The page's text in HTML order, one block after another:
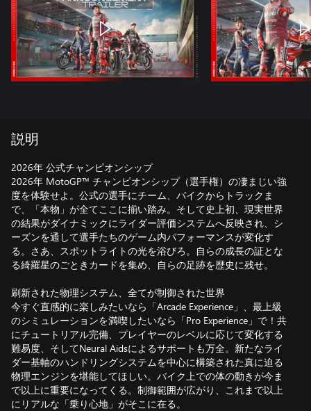
説明
2026年 公式チャンピオンシップ
2026年 MotoGP™ チャンピオンシップ（選手権）の凄まじい強
度を体験せよ。公式の選手にチーム、バイクからトラックま
で、「本物」が全てここに揃い踏み。そして史上初、現実世界
の結果がダイナミックにライダー評価システムへ反映され、シ
ーズンを通して選手たちのゲーム内パフォーマンスが変化す
る。さあ、スポットライトの光を浴びろ。自らの成長の証とな
る綺羅星のごときカードを集め、自らの足跡を歴史に残せ。
刷新された物理システム、全てが制御された世界
今すぐ直感的に楽しみたいなら「Arcade Experience」、最上級
のシミュレーションを満喫したいなら「Pro Experience」で！共
にチュートリアル完備、プレイヤーのレベルに応じて変化する
難易度、そしてNeural Aidsによるサポートも万全。新たなライ
ダー基軸のハンドリングシステムを中心に構築された真に迫る
物理エンジンを堪能してほしい。バイク上での体の動きが今ま
で以上に重要になってくる。制御範囲が広がり、これまで以上
にリアルな「乗り心地」がそこに在る。